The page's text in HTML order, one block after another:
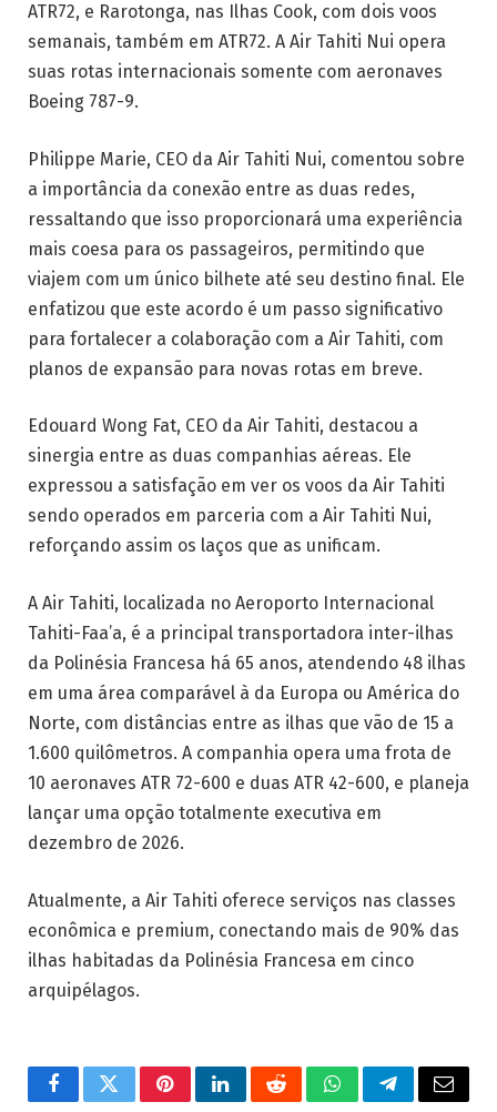
ATR72, e Rarotonga, nas Ilhas Cook, com dois voos
semanais, também em ATR72. A Air Tahiti Nui opera
suas rotas internacionais somente com aeronaves
Boeing 787-9.
Philippe Marie, CEO da Air Tahiti Nui, comentou sobre
a importância da conexão entre as duas redes,
ressaltando que isso proporcionará uma experiência
mais coesa para os passageiros, permitindo que
viajem com um único bilhete até seu destino final. Ele
enfatizou que este acordo é um passo significativo
para fortalecer a colaboração com a Air Tahiti, com
planos de expansão para novas rotas em breve.
Edouard Wong Fat, CEO da Air Tahiti, destacou a
sinergia entre as duas companhias aéreas. Ele
expressou a satisfação em ver os voos da Air Tahiti
sendo operados em parceria com a Air Tahiti Nui,
reforçando assim os laços que as unificam.
A Air Tahiti, localizada no Aeroporto Internacional
Tahiti-Faa’a, é a principal transportadora inter-ilhas
da Polinésia Francesa há 65 anos, atendendo 48 ilhas
em uma área comparável à da Europa ou América do
Norte, com distâncias entre as ilhas que vão de 15 a
1.600 quilômetros. A companhia opera uma frota de
10 aeronaves ATR 72-600 e duas ATR 42-600, e planeja
lançar uma opção totalmente executiva em
dezembro de 2026.
Atualmente, a Air Tahiti oferece serviços nas classes
econômica e premium, conectando mais de 90% das
ilhas habitadas da Polinésia Francesa em cinco
arquipélagos.
FacebookTwitterPinterestLinkedInRedditWhatsAppTelegrama
E-